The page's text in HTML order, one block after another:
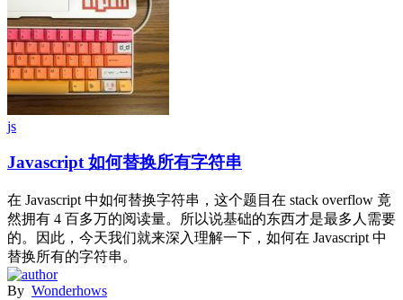
js
Javascript 如何替换所有字符串
在 Javascript 中如何替换字符串，这个题目在 stack overflow 竟
然拥有 4 百多万的阅读量。所以说基础的东西才是最多人需要
的。因此，今天我们就来深入理解一下，如何在 Javascript 中
替换所有的字符串。
By Wonderhows